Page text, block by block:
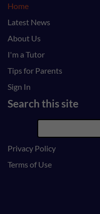
Home
Latest News
About Us
I'm a Tutor
Tips for Parents
Sign In
Search this site
Privacy Policy
Terms of Use